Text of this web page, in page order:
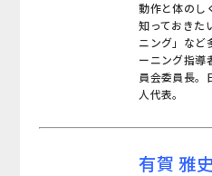
動作と体のし
知っておきた
ニング」など
ーニング指導
員会委員長。
人代表。
有賀 雅史